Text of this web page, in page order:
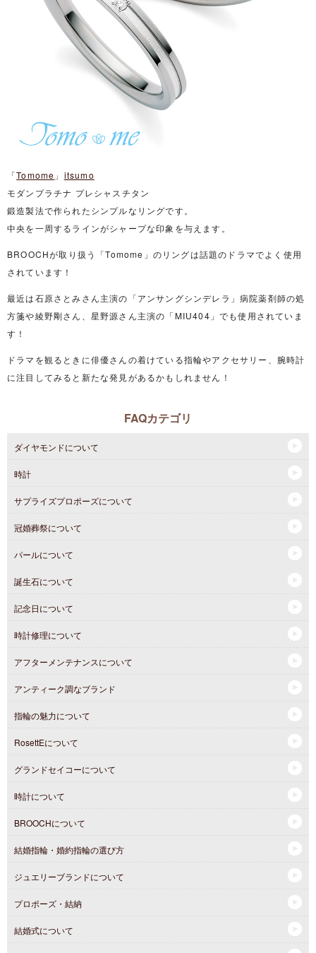
「Tomome 」 itsumo
モダンプラチナ プレシャスチタン
鍛造製法で作られたシンプルなリングです。
中央を一周するラインがシャープな印象を与えます。
BROOCHが取り扱う「Tomome」のリングは話題のドラマでよく使用
されています！
最近は石原さとみさん主演の「アンサングシンデレラ」病院薬剤師の処
方箋や綾野剛さん、星野源さん主演の「MIU404」でも使用されていま
す！
ドラマを観るときに俳優さんの着けている指輪やアクセサリー、腕時計
に注目してみると新たな発見があるかもしれません！
FAQカテゴリ
ダイヤモンドについて
時計
サプライズプロポーズについて
冠婚葬祭について
パールについて
誕生石について
記念日について
時計修理について
アフターメンテナンスについて
アンティーク調なブランド
指輪の魅力について
RosettEについて
グランドセイコーについて
時計について
BROOCHについて
結婚指輪・婚約指輪の選び方
ジュエリーブランドについて
プロポーズ・結納
結婚式について